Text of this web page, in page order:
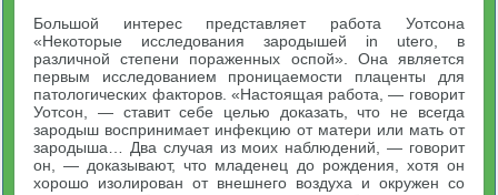
Большой интерес представляет работа Уотсона
«Некоторые исследования зародышей in utero, в
различной степени пораженных оспой». Она является
первым исследованием проницаемости плаценты для
патологических факторов. «Настоящая работа, — говорит
Уотсон, — ставит себе целью доказать, что не всегда
зародыш воспринимает инфекцию от матери или мать от
зародыша… Два случая из моих наблюдений, — говорит
он, — доказывают, что младенец до рождения, хотя он
хорошо изолирован от внешнего воздуха и окружен со